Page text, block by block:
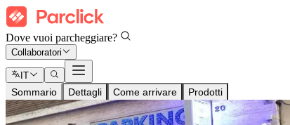
Dove vuoi parcheggiare?
Collaboratori
IT
Sommario Dettagli Come arrivare Prodotti